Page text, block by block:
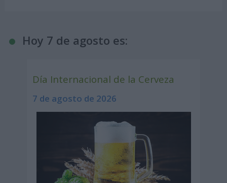
Hoy 7 de agosto es:
Día Internacional de la Cerveza
7 de agosto de 2026